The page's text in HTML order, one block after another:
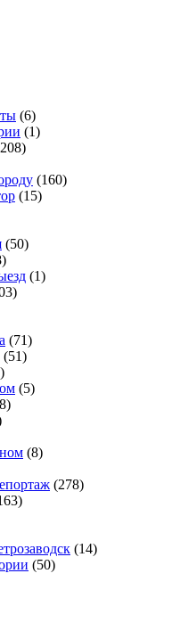
(6)
(1)
(160)
(15)
(50)
(1)
(71)
(51)
(5)
(8)
(278)
(14)
(50)